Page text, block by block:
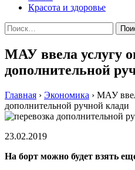
Красота и здоровье
Найти:
МАУ ввела услугу
дополнительной
Главная › Экономика › МАУ
дополнительной ручной клади
23.02.2019
На борт можно будет взять